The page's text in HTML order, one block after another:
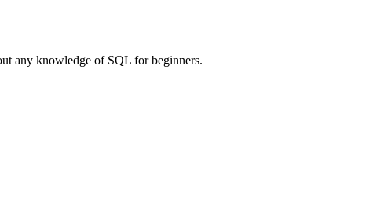
any knowledge of SQL for beginners.